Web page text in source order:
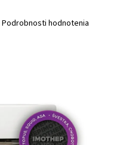
Podrobnosti hodnotenia